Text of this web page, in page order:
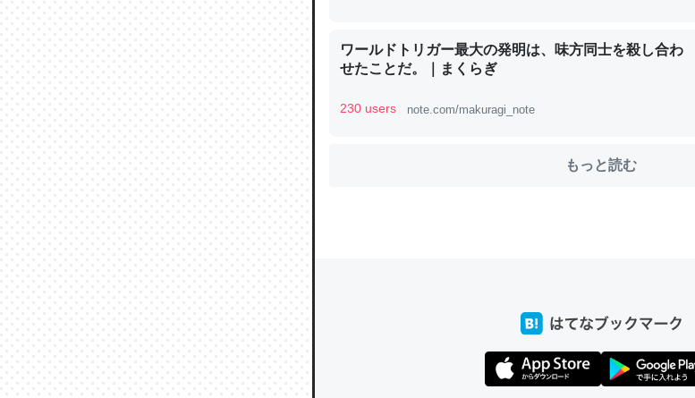
ウチもEchoを実家に置いて４年。でたまに覗いてる。ぼち
中。あと、Googleマップで位置情報を共有してる。電池残
れ見て生きてるなって分かる。
を実質100倍以上に伸ばす効果があるはず……
─たまにLINEするくらいだった遠方の父67歳と僕。ITツール導入でコ
ワールドトリガー最大の発明は、味方同士を殺し合わ
せたことだ。｜まくらぎ
230 users note.com/makuragi_note
もっと読む